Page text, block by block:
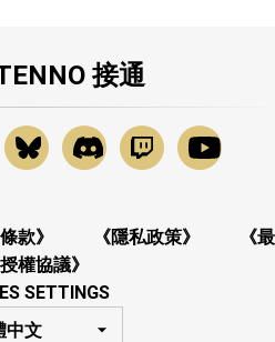
接通
款》 《隱私政策》
《最
權協議》
SETTINGS
中文